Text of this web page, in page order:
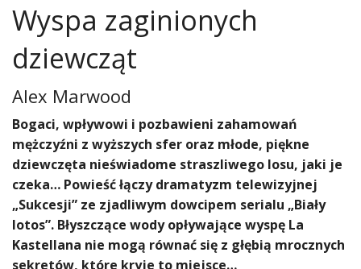
Wyspa zaginionych
dziewcząt
Alex Marwood
​Bogaci, wpływowi i pozbawieni zahamowań
mężczyźni z wyższych sfer oraz młode, piękne
dziewczęta nieświadome straszliwego losu, jaki je
czeka… Powieść łączy dramatyzm telewizyjnej
„Sukcesji” ze zjadliwym dowcipem serialu „Biały
lotos”. Błyszczące wody opływające wyspę La
Kastellana nie mogą równać się z głębią mrocznych
sekretów, które kryje to miejsce…